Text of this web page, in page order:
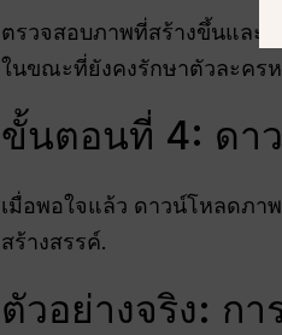
ตรวจสอบภาพที่สร้างขึ้นและ
ในขณะที่ยังคงรักษาตัวละคร
ขั้นตอนที่ 4: ดา
เมื่อพอใจแล้ว ดาวน์โหลดภา
สร้างสรรค์.
ตัวอย่างจริง: ก